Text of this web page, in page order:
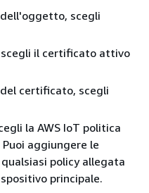
scegli
scegli il certificato attivo
certificato, scegli
la AWS IoT politica
aggiungere le
policy allegata
principale.